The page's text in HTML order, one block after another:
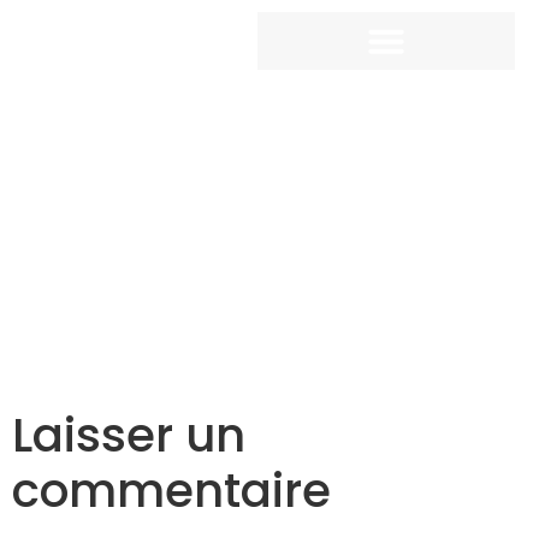
Laisser un
commentaire